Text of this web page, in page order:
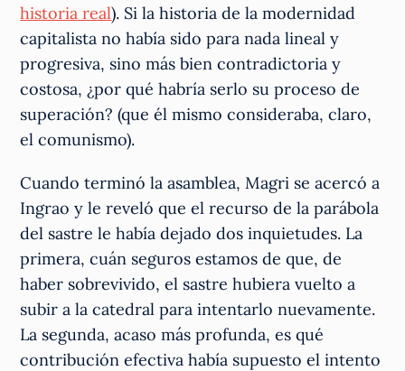
historia real). Si la historia de la modernidad
capitalista no había sido para nada lineal y
progresiva, sino más bien contradictoria y
costosa, ¿por qué habría serlo su proceso de
superación? (que él mismo consideraba, claro,
el comunismo).
Cuando terminó la asamblea, Magri se acercó a
Ingrao y le reveló que el recurso de la parábola
del sastre le había dejado dos inquietudes. La
primera, cuán seguros estamos de que, de
haber sobrevivido, el sastre hubiera vuelto a
subir a la catedral para intentarlo nuevamente.
La segunda, acaso más profunda, es qué
contribución efectiva había supuesto el intento